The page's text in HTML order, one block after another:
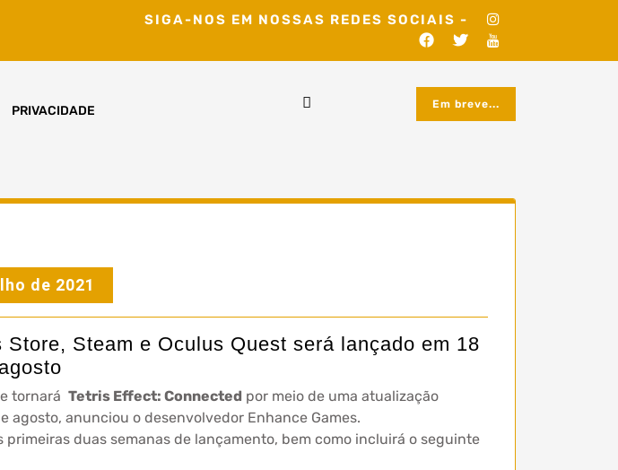
SIGA-NOS EM NOSSAS REDES SOCIAIS -
PRIVACIDADE Em breve...
de 2021
Steam e Oculus Quest será lançado em 18
tornará Tetris Effect: Connected por meio de uma atualização
agosto, anunciou o desenvolvedor Enhance Games.
duas semanas de lançamento, bem como incluirá o seguinte